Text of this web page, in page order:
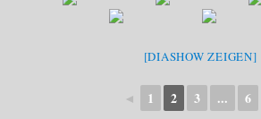
[DIASHOW ZEIGEN]
◄ 1 2 3 ... 6